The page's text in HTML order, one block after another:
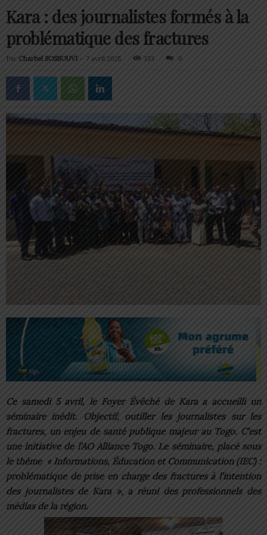
Kara : des journalistes formés à la
problématique des fractures
Par Charbel SOSSOUVI - 7 avril 2025 333 0
Ce samedi 5 avril, le Foyer Évêché de Kara a accueilli un
séminaire inédit. Objectif, outiller les journalistes sur les
fractures, un enjeu de santé publique majeur au Togo. C’est
une initiative de l’AO Alliance Togo. Le séminaire, placé sous
le thème « Informations, Éducation et Communication (IEC) :
problématique de prise en charge des fractures à l’intention
des journalistes de Kara », a réuni des professionnels des
médias de la région.